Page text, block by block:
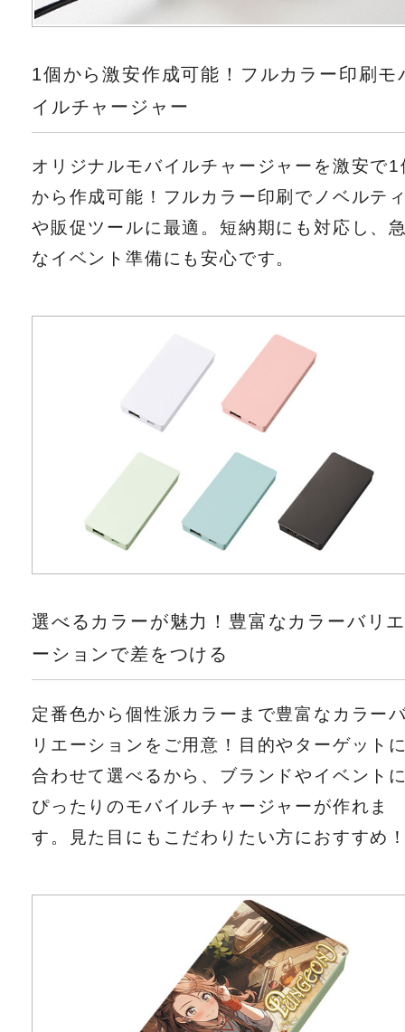
1個から激安作成可能！フルカラー印刷モ
イルチャージャー
オリジナルモバイルチャージャーを激安で1
から作成可能！フルカラー印刷でノベルテ
や販促ツールに最適。短納期にも対応し、
なイベント準備にも安心です。
選べるカラーが魅力！豊富なカラーバリ
ーションで差をつける
定番色から個性派カラーまで豊富なカラー
リエーションをご用意！目的やターゲット
合わせて選べるから、ブランドやイベント
ぴったりのモバイルチャージャーが作れま
す。見た目にもこだわりたい方におすすめ